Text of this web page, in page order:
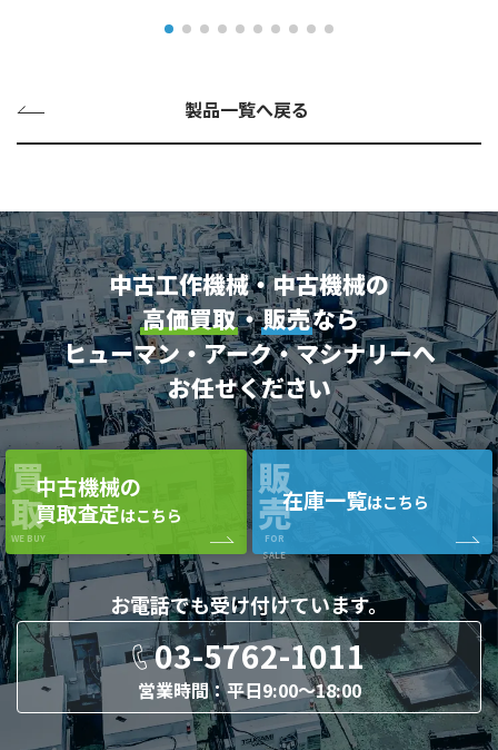
製品一覧へ戻る
中古工作機械・中古機械の
高価買取・販売なら
ヒューマン・アーク・マシナリーへ
お任せください
買
取
WE BUY
中古機械の
買取査定はこちら
販
売
FOR
SALE
在庫一覧はこちら
お電話でも受け付けています。
03-5762-1011
営業時間：平日9:00〜18:00